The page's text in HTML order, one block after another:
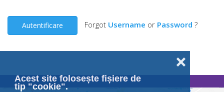
Acest site folosește fișiere de
tip "cookie".
❌
Autentificare Forgot Username or Password ?